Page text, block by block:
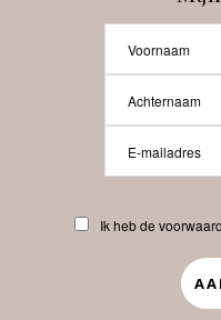
Abonneren
Ik heb de